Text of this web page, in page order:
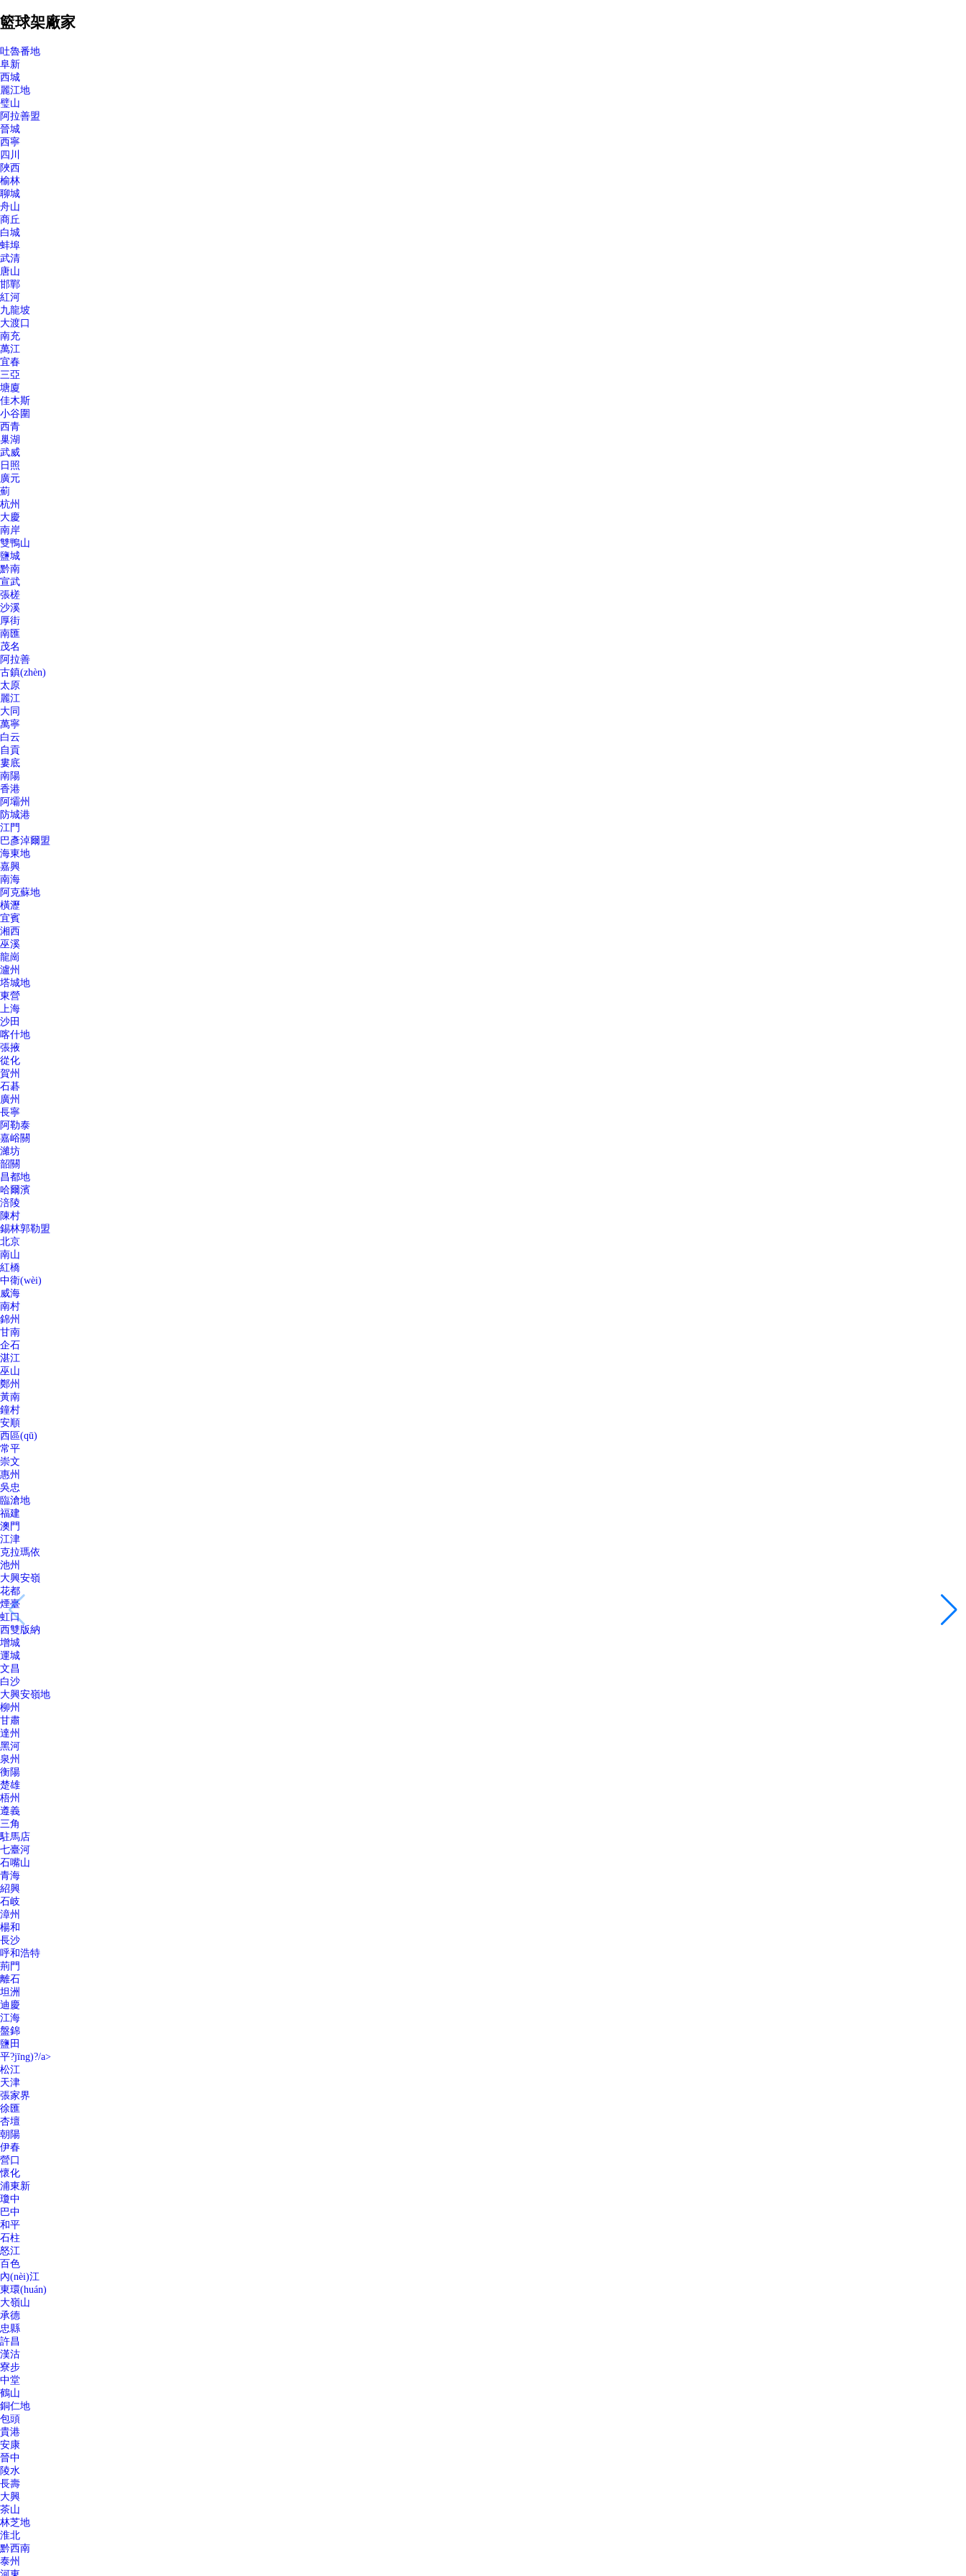
籃球架廠家
吐魯番地
阜新
西城
麗江地
璧山
阿拉善盟
晉城
西寧
四川
陜西
榆林
聊城
舟山
商丘
白城
蚌埠
武清
唐山
邯鄲
紅河
九龍坡
大渡口
南充
萬江
宜春
三亞
塘廈
佳木斯
小谷圍
西青
巢湖
武威
日照
廣元
薊
杭州
大慶
南岸
雙鴨山
鹽城
黔南
宣武
張槎
沙溪
厚街
南匯
茂名
阿拉善
古鎮(zhèn)
太原
麗江
大同
萬寧
白云
自貢
婁底
南陽
香港
阿壩州
防城港
江門
巴彥淖爾盟
海東地
嘉興
南海
阿克蘇地
橫瀝
宜賓
湘西
巫溪
龍崗
瀘州
塔城地
東營
上海
沙田
喀什地
張掖
從化
賀州
石碁
廣州
長寧
阿勒泰
嘉峪關
濰坊
韶關
昌都地
哈爾濱
涪陵
陳村
錫林郭勒盟
北京
南山
紅橋
中衛(wèi)
威海
南村
錦州
甘南
企石
湛江
巫山
鄭州
黃南
鐘村
安順
西區(qū)
常平
崇文
惠州
吳忠
臨滄地
福建
澳門
江津
克拉瑪依
池州
大興安嶺
花都
煙臺
虹口
西雙版納
增城
運城
文昌
白沙
大興安嶺地
柳州
甘肅
達州
黑河
泉州
衡陽
楚雄
梧州
遵義
三角
駐馬店
七臺河
石嘴山
青海
紹興
石岐
漳州
楊和
長沙
呼和浩特
荊門
離石
坦洲
迪慶
江海
盤錦
鹽田
平?jīng)?/a>
松江
天津
張家界
徐匯
杏壇
朝陽
伊春
營口
懷化
浦東新
瓊中
巴中
和平
石柱
怒江
百色
內(nèi)江
東環(huán)
大嶺山
承德
忠縣
許昌
漢沽
寮步
中堂
鶴山
銅仁地
包頭
貴港
安康
晉中
陵水
長壽
大興
茶山
林芝地
淮北
黔西南
泰州